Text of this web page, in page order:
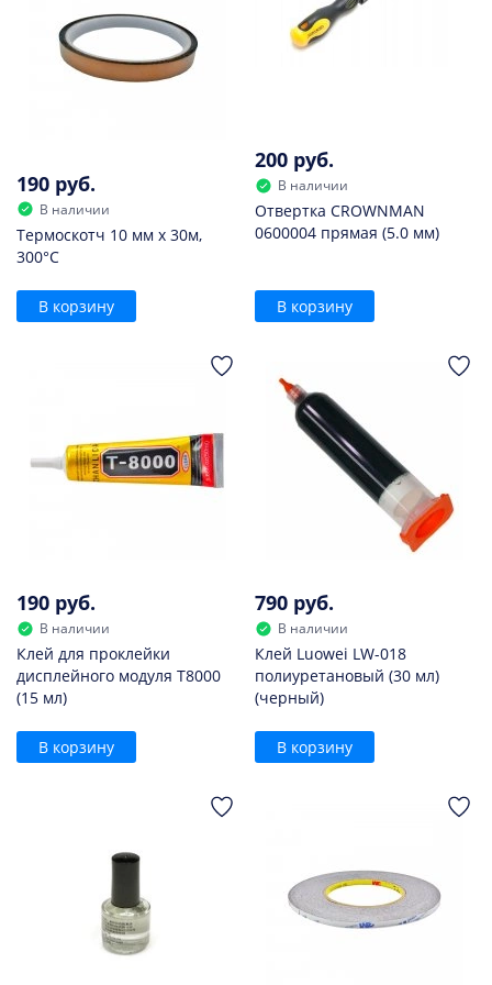
190 руб.
В наличии
Термоскотч 10 мм х 30м,
300°С
В корзину
200 руб.
В наличии
Отвертка CROWNMAN
0600004 прямая (5.0 мм)
В корзину
190 руб.
В наличии
Клей для проклейки
дисплейного модуля T8000
(15 мл)
В корзину
790 руб.
В наличии
Клей Luowei LW-018
полиуретановый (30 мл)
(черный)
В корзину